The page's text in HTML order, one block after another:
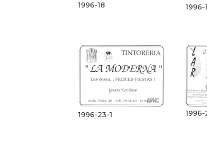
1996-18 1996-
1996-23-1 1996-